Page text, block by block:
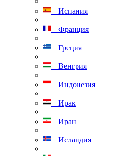
Испания
Франция
Греция
Венгрия
Индонезия
Ирак
Иран
Исландия